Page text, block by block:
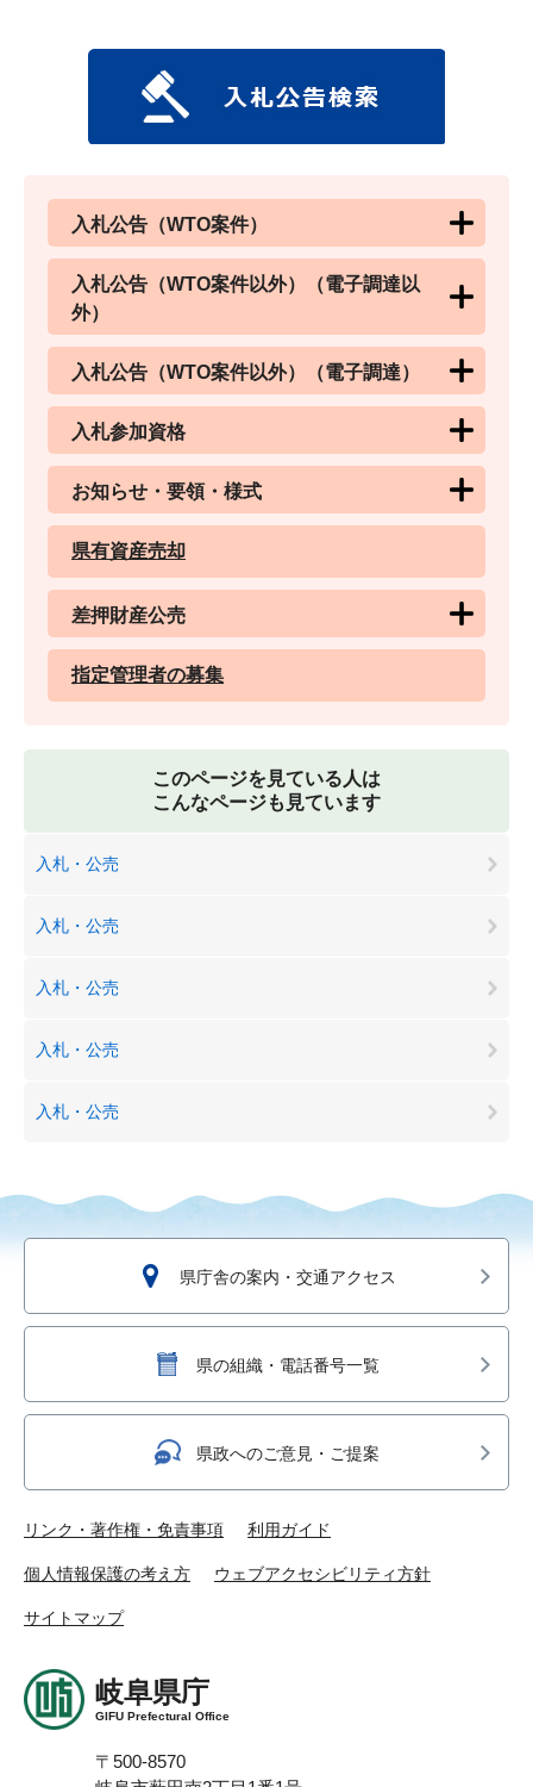
入札公告（WTO案件）
入札公告（WTO案件以外）（電子調達以
外）
入札公告（WTO案件以外）（電子調達）
入札参加資格
お知らせ・要領・様式
県有資産売却
差押財産公売
指定管理者の募集
このページを見ている人は
こんなページも見ています
入札・公売
入札・公売
入札・公売
入札・公売
入札・公売
県庁舎の案内・交通アクセス
県の組織・電話番号一覧
県政へのご意見・ご提案
リンク・著作権・免責事項 利用ガイド
個人情報保護の考え方 ウェブアクセシビリティ方針
サイトマップ
岐阜県庁
GIFU Prefectural Office
〒500-8570